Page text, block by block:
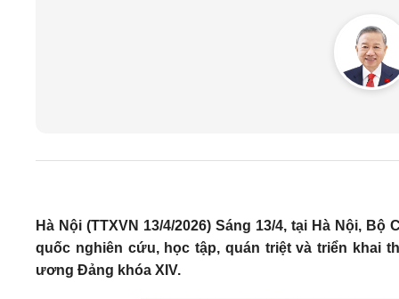
Hà Nội (TTXVN 13/4/2026) Sáng 13/4, tại Hà Nội,
quốc nghiên cứu, học tập, quán triệt và triển khai
ương Đảng khóa XIV.